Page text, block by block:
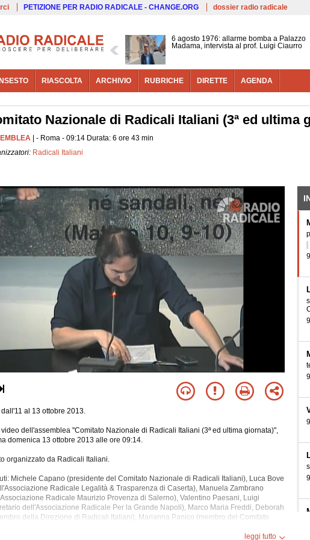
Salta al contenuto
PETIZIONE PER RADIO RADICALE - CHANGE.ORG dossier radio radicale
6 agosto 1976: allarme bomba a Palazzo
Madama, intervista al prof. Luigi Ciaurro
RIASCOLTA ARCHIVIO RUBRICHE DIRETTE AGENDA
Nazionale di Radicali Italiani (3ª ed ultima
| - Roma - 09:14 Durata: 6 ore 43 min
Radicali Italiani
dall'11 al 13 ottobre 2013.
dell'assemblea "Comitato Nazionale di Radicali Italiani (3ª ed ultima giornata)",
domenica 13 ottobre 2013 alle ore 09:14.
organizzato da Radicali Italiani.
Michele Capano (presidente del Comitato Nazionale di Radicali Italiani), Luca Bove
Radicale Legalità & Trasparenza di Caserta), Manuela Zambrano
Radicale Maurizio Provenza di Salerno), Valentino Paesani, Luigi
dell'Associazione Radicale Per la Grande Napoli), Marco Maria Freddi, Deborah
della Direzione di Radicali Italiani), Marianna Panico (membro del Comitato
Italiani), Matteo Angioli (membro del Consiglio Generale del Partito Radicale
leggi tutto